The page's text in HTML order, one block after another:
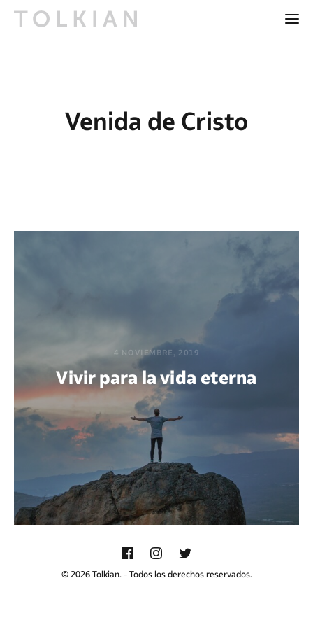
Venida de Cristo
4 NOVIEMBRE, 2019
Vivir para la vida eterna
POR ABNER XOCOP CHACACH
© 2026 Tolkian. - Todos los derechos reservados.